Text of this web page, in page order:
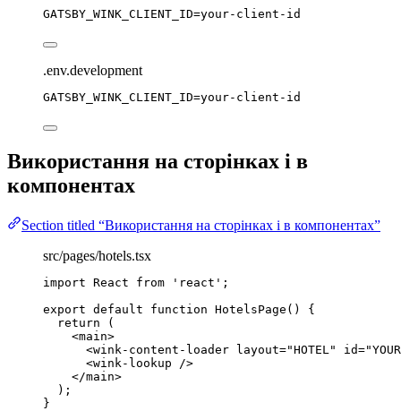
GATSBY_WINK_CLIENT_ID=your-client-id
.env.development
GATSBY_WINK_CLIENT_ID=your-client-id
Використання на сторінках і в
компонентах
Section titled “Використання на сторінках і в компонентах”
src/pages/hotels.tsx
import React from ' react ' ;
export default function HotelsPage ()
{
return (
<main>
<wink-content-loader layout="HOTEL " id="
<wink-lookup />
</main>
);
}